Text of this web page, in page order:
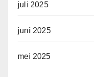
juli 2025
juni 2025
mei 2025